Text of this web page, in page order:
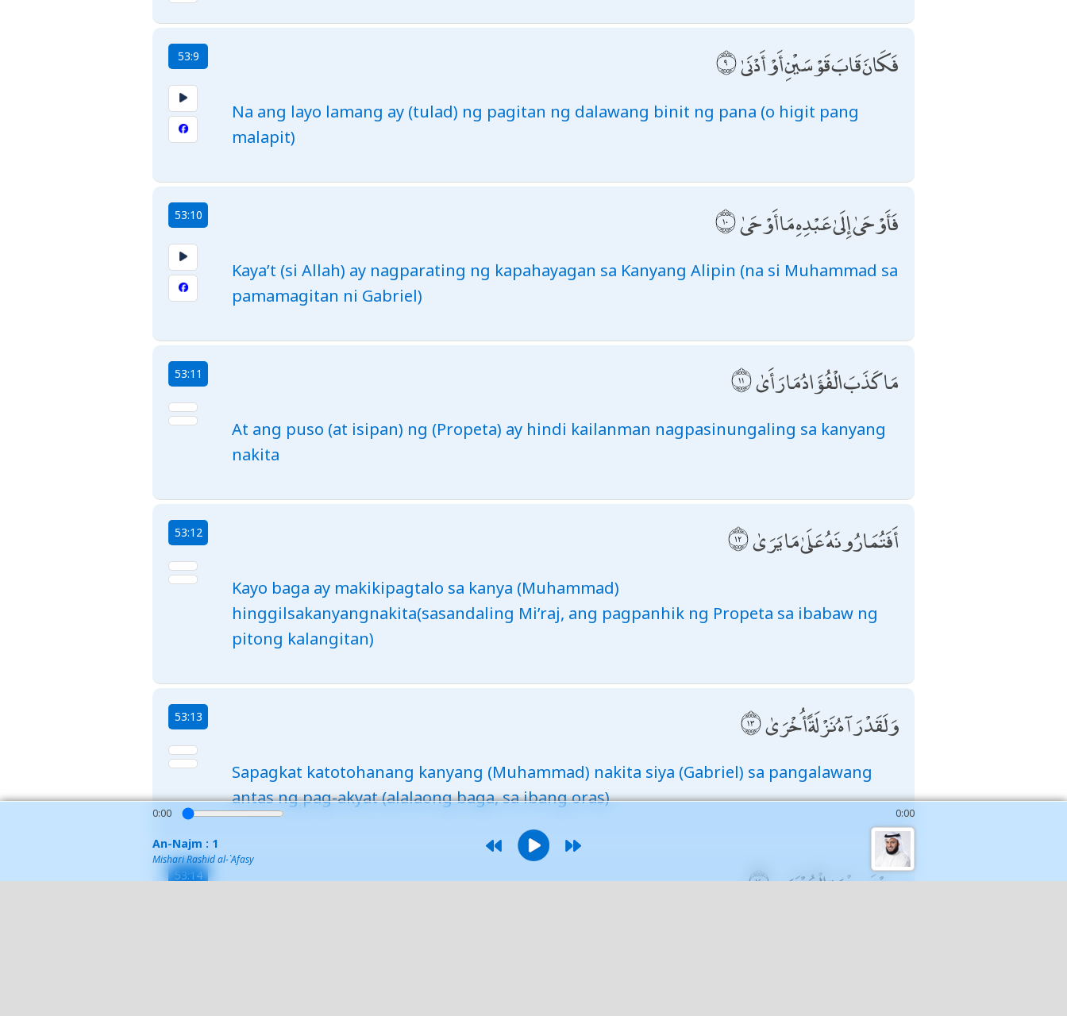
53:9 فَكَانَ قَابَ قَوْسَيْنِ أَوْ أَدْنَىٰ
Na ang layo lamang ay (tulad) ng pagitan ng dalawang binit ng pana (o higit pang
malapit)
53:10 فَأَوْحَىٰ إِلَىٰ عَبْدِهِ مَا أَوْحَىٰ
Kaya’t (si Allah) ay nagparating ng kapahayagan sa Kanyang Alipin (na si Muhammad sa
pamamagitan ni Gabriel)
53:11 مَا كَذَبَ الْفُؤَادُ مَا رَأَىٰ
At ang puso (at isipan) ng (Propeta) ay hindi kailanman nagpasinungaling sa kanyang
nakita
53:12 أَفَتُمَارُونَهُ عَلَىٰ مَا يَرَىٰ
Kayo baga ay makikipagtalo sa kanya (Muhammad)
hinggilsakanyangnakita(sasandaling Mi’raj, ang pagpanhik ng Propeta sa ibabaw ng
pitong kalangitan)
53:13 وَلَقَدْ رَآهُ نَزْلَةً أُخْرَىٰ
Sapagkat katotohanang kanyang (Muhammad) nakita siya (Gabriel) sa pangalawang
antas ng pag-akyat (alalaong baga, sa ibang oras)
53:14 عِنْدَ سِدْرَةِ الْمُنْتَهَىٰ
0:00 0:00
An-Najm : 1
Mishari Rashid al-`Afasy